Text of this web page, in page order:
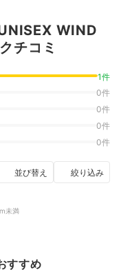
WIND
チコミ
1件
0件
0件
0件
0件
並び替え 絞り込み
未満
すすめ